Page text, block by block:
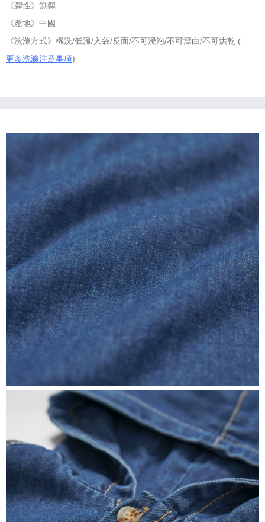
《彈性》無彈
《產地》中國
《洗滌方式》機洗/低溫/入袋/反面/不可浸泡/不可漂白/不可烘乾 (
更多洗滌注意事項)